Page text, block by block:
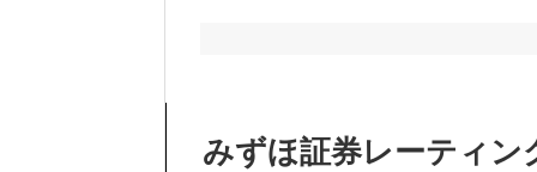
みずほ証券レーティン